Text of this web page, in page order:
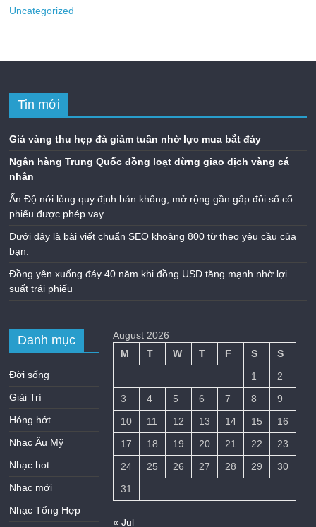
Uncategorized
Tin mới
Giá vàng thu hẹp đà giảm tuần nhờ lực mua bắt đáy
Ngân hàng Trung Quốc đồng loạt dừng giao dịch vàng cá
nhân
Ấn Độ nới lỏng quy định bán khống, mở rộng gần gấp đôi số cổ
phiếu được phép vay
Dưới đây là bài viết chuẩn SEO khoảng 800 từ theo yêu cầu của
bạn.
Đồng yên xuống đáy 40 năm khi đồng USD tăng mạnh nhờ lợi
suất trái phiếu
Danh mục
Đời sống
Giải Trí
Hóng hớt
Nhạc Âu Mỹ
Nhạc hot
Nhạc mới
Nhạc Tổng Hợp
August 2026
M
T W T F S
S
1
2
3
4 5 6 7 8
9
10
11 12 13 14 15
16
17
18 19 20 21 22
23
24
25 26 27 28 29
30
31
« Jul